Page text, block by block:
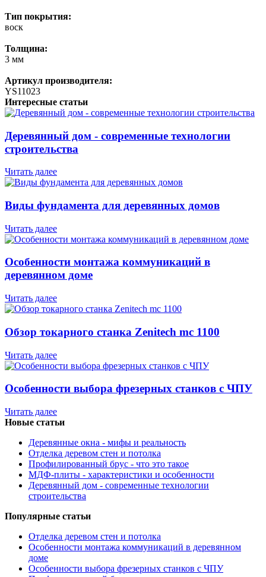
Тип покрытия:
воск
Толщина:
3 мм
Артикул производителя:
YS11023
Интересные статьи
Деревянный дом - современные технологии
строительства
Читать далее
Виды фундамента для деревянных домов
Читать далее
Особенности монтажа коммуникаций в
деревянном доме
Читать далее
Обзор токарного станка Zenitech mc 1100
Читать далее
Особенности выбора фрезерных станков с ЧПУ
Читать далее
Новые статьи
Деревянные окна - мифы и реальность
Отделка деревом стен и потолка
Профилированный брус - что это такое
МДФ-плиты - характеристики и особенности
Деревянный дом - современные технологии
строительства
Популярные статьи
Отделка деревом стен и потолка
Особенности монтажа коммуникаций в деревянном
доме
Особенности выбора фрезерных станков с ЧПУ